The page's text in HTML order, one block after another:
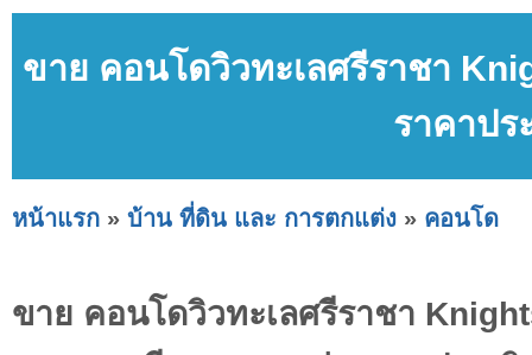
ขาย คอนโดวิวทะเลศรีราชา
ราคาปร
หน้าแรก » บ้าน ที่ดิน และ การตกแต่ง » คอนโด
ขาย คอนโดวิวทะเลศรีราชา